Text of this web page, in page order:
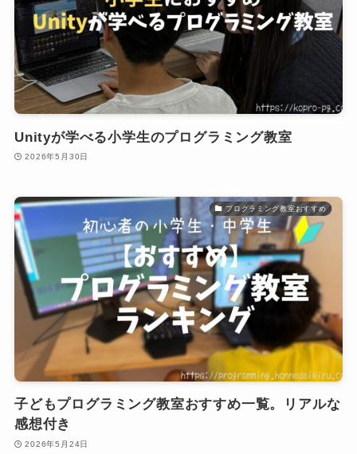
Unityが学べる小学生のプログラミング教室
2026年5月30日
プログラミング教室おすすめ
子どもプログラミング教室おすすめ一覧。リアルな
感想付き
2026年5月24日